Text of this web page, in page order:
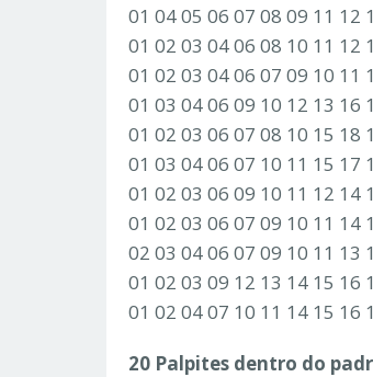
01 04 05 06 07 08 09 11 12
01 02 03 04 06 08 10 11 12
01 02 03 04 06 07 09 10 11
01 03 04 06 09 10 12 13 16
01 02 03 06 07 08 10 15 18
01 03 04 06 07 10 11 15 17
01 02 03 06 09 10 11 12 14
01 02 03 06 07 09 10 11 14
02 03 04 06 07 09 10 11 13
01 02 03 09 12 13 14 15 16
01 02 04 07 10 11 14 15 16
20 Palpites dentro do